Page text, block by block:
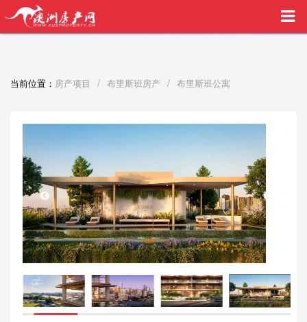
买家中介VIP服务，助您安心购房
当前位置： 房产项目 / 布里斯班房产 / 布里斯班公寓